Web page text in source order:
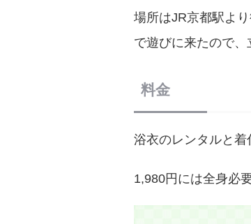
場所はJR京都駅よ
で遊びに来たので、
料金
浴衣のレンタルと着
1,980円には全身必